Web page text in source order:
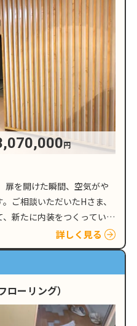
円
扉を開けた瞬間、空気がや
ご相談いただいたHさま、
新たに内装をつくっていき
いったん手放し、これからの
詳しく見る
ローリング）